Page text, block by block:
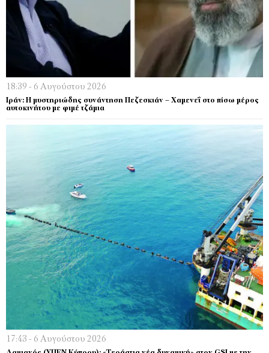
18:39 - 6 Αυγούστου 2026
Ιράν: Η μυστηριώδης συνάντηση Πεζεσκιάν – Χαμενεΐ στο πίσω μέρος
αυτοκινήτου με φιμέ τζάμια
17:43 - 6 Αυγούστου 2026